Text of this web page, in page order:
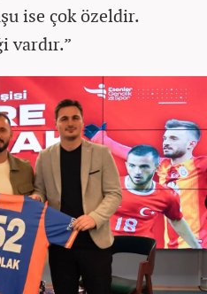
ise çok özeldir.
vardır.”